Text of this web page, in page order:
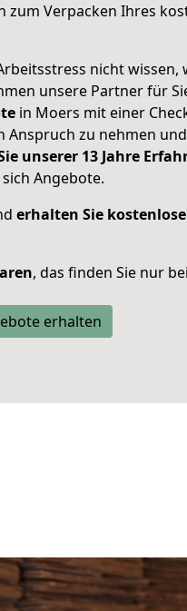
zum Verpacken Ihres
nicht wissen,
unsere Partner für
in Moers mit einer
Anspruch zu nehmen und
unserer 13 Jahre
Angebote.
erhalten Sie kostenlose
, das finden Sie nur
erhalten